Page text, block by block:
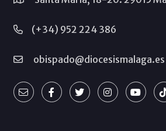
(+34) 952 224 386
obispado@diocesismalaga.es